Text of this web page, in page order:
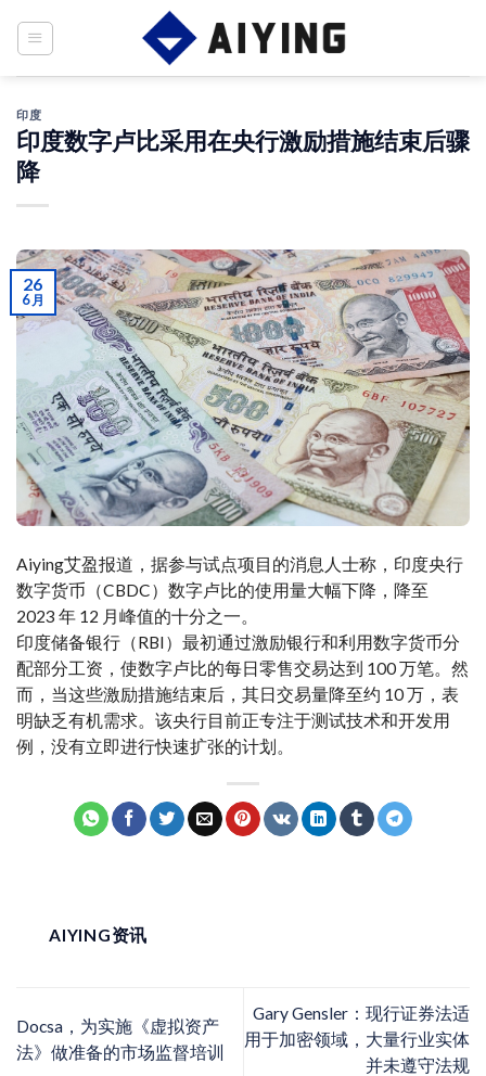
印度
印度数字卢比采用在央行激励措施结束后骤
降
26
6 月
Aiying艾盈报道，据参与试点项目的消息人士称，印度央行
数字货币（CBDC）数字卢比的使用量大幅下降，降至
2023 年 12 月峰值的十分之一。
印度储备银行（RBI）最初通过激励银行和利用数字货币分
配部分工资，使数字卢比的每日零售交易达到 100 万笔。然
而，当这些激励措施结束后，其日交易量降至约 10 万，表
明缺乏有机需求。该央行目前正专注于测试技术和开发用
例，没有立即进行快速扩张的计划。
AIYING资讯
Docsa，为实施《虚拟资产
法》做准备的市场监督培训
Gary Gensler：现行证券法适
用于加密领域，大量行业实体
并未遵守法规